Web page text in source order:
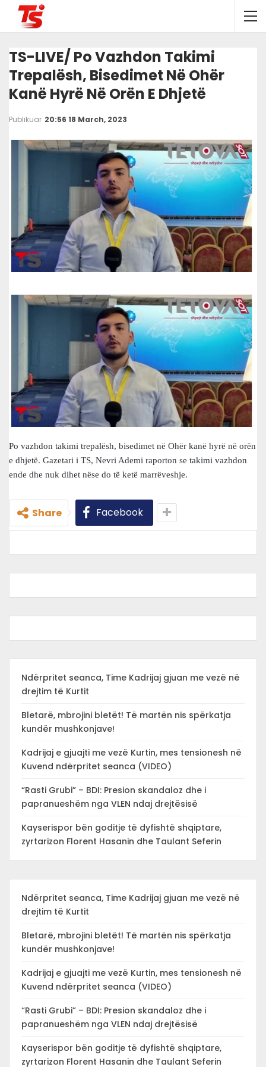
TS-LIVE/ Po Vazhdon Takimi
Trepalësh, Bisedimet Në Ohër
Kanë Hyrë Në Orën E Dhjetë
Publikuar 20:56 18 March, 2023
Po vazhdon takimi trepalësh, bisedimet në Ohër kanë hyrë në orën
e dhjetë. Gazetari i TS, Nevri Ademi raporton se takimi vazhdon
ende dhe nuk dihet nëse do të ketë marrëveshje.
Share Facebook
Ndërpritet seanca, Time Kadrijaj gjuan me vezë në
drejtim të Kurtit
Bletarë, mbrojini bletët! Të martën nis spërkatja
kundër mushkonjave!
Kadrijaj e gjuajti me vezë Kurtin, mes tensionesh në
Kuvend ndërpritet seanca (VIDEO)
“Rasti Grubi” – BDI: Presion skandaloz dhe i
papranueshëm nga VLEN ndaj drejtësisë
Kayserispor bën goditje të dyfishtë shqiptare,
zyrtarizon Florent Hasanin dhe Taulant Seferin
Ndërpritet seanca, Time Kadrijaj gjuan me vezë në
drejtim të Kurtit
Bletarë, mbrojini bletët! Të martën nis spërkatja
kundër mushkonjave!
Kadrijaj e gjuajti me vezë Kurtin, mes tensionesh në
Kuvend ndërpritet seanca (VIDEO)
“Rasti Grubi” – BDI: Presion skandaloz dhe i
papranueshëm nga VLEN ndaj drejtësisë
Kayserispor bën goditje të dyfishtë shqiptare,
zyrtarizon Florent Hasanin dhe Taulant Seferin